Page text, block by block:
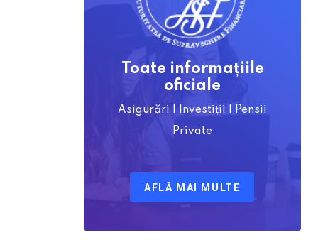
Toate informațiile
oficiale
Asigurări | Investiții | Pensii
Private
AFLĂ MAI MULTE